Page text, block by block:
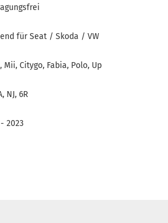
für Seat / Skoda / VW
Mii, Citygo, Fabia, Polo, Up
NJ, 6R
2023